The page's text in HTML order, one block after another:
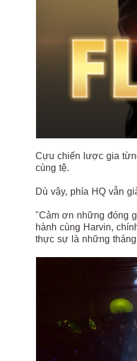
Cựu chiến lược gia
cùng tệ.
Dù vậy, phía HQ vẫn
"Cảm ơn những đóng
hành cùng Harvin,
thực sự là những